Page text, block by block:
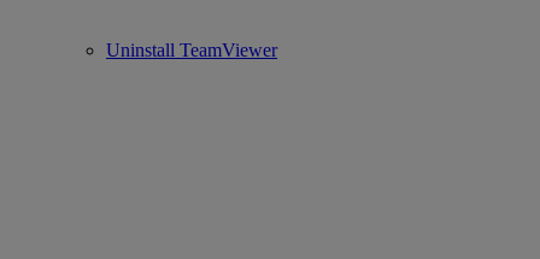
Uninstall TeamViewer